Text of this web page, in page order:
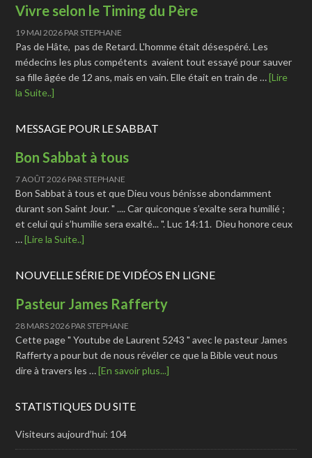
Vivre selon le Timing du Père
19 MAI 2026 PAR STEPHANE
Pas de Hâte, pas de Retard. L'homme était désespéré. Les
médecins les plus compétents avaient tout essayé pour sauver
sa fille âgée de 12 ans, mais en vain. Elle était en train de …[Lire
la Suite..]
MESSAGE POUR LE SABBAT
Bon Sabbat à tous
7 AOÛT 2026 PAR STEPHANE
Bon Sabbat à tous et que Dieu vous bénisse abondamment
durant son Saint Jour. " .... Car quiconque s’exalte sera humilié ;
et celui qui s’humilie sera exalté... ". Luc 14:11. Dieu honore ceux
…[Lire la Suite..]
NOUVELLE SÉRIE DE VIDÉOS EN LIGNE
Pasteur James Rafferty
28 MARS 2026 PAR STEPHANE
Cette page " Youtube de Laurent 5243 " avec le pasteur James
Rafferty a pour but de nous révéler ce que la Bible veut nous
dire à travers les …[En savoir plus...]
STATISTIQUES DU SITE
Visiteurs aujourd’hui: 104